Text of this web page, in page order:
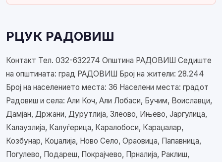
РЦУК РАДОВИШ
Контакт Тел. 032-632274 Општина РАДОВИШ Седиште
на општината: град РАДОВИШ Број на жители: 28.244
Број на населението места: 36 Населени места: градот
Радовиш и села: Али Коч, Али Лобаси, Бучим, Воиславци,
Дамјан, Држани, Дурутлија, Злеово, Ињево, Јаргулица,
Калаузлија, Калуѓерица, Каралобоси, Караџалар,
Козбунар, Коџалија, Ново Село, Ораовица, Папавница,
Погулево, Подареш, Покрајчево, Прналија, Раклиш,